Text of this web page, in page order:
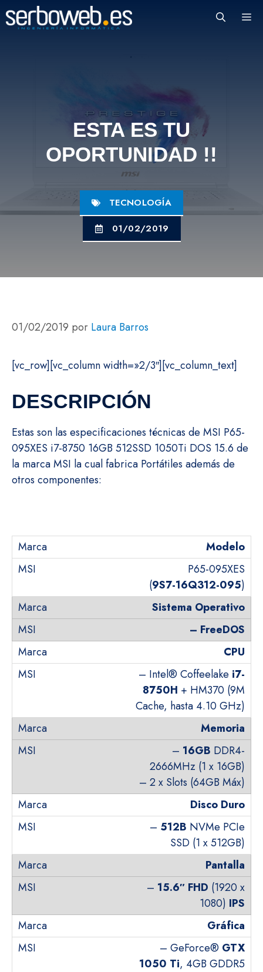
Saltar
al
ESTA ES TU
OPORTUNIDAD !!
TECNOLOGÍA
01/02/2019
01/02/2019 por Laura Barros
[vc_row][vc_column width=»2/3″][vc_column_text]
DESCRIPCIÓN
Estas son las especificaciones técnicas de MSI P65-
095XES i7-8750 16GB 512SSD 1050Ti DOS 15.6 de
la marca MSI la cual fabrica Portátiles además de
otros componentes:
Modelo
P65-095XES
(9S7-16Q312-095)
Sistema Operativo
– FreeDOS
CPU
– Intel® Coffeelake i7-
8750H + HM370 (9M
Cache, hasta 4.10 GHz)
Memoria
– 16GB DDR4-
2666MHz (1 x 16GB)
– 2 x Slots (64GB Máx)
Disco Duro
– 512B NVMe PCIe
SSD (1 x 512GB)
Pantalla
– 15.6″ FHD (1920 x
1080) IPS
Gráfica
– GeForce® GTX
1050 Ti, 4GB GDDR5